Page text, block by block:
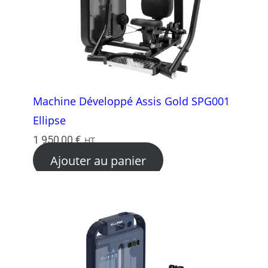
Machine Développé Assis Gold SPG001
Ellipse
1 950,00€ HT
Ajouter au panier